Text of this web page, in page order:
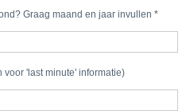
Graag maand en jaar invullen *
'last minute' informatie)